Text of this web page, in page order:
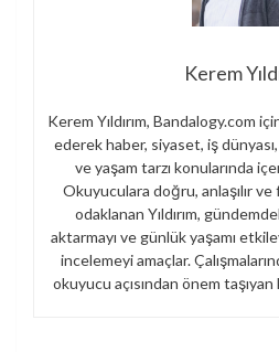
Kerem
Kerem Yıldırım, Bandalogy.com
ederek haber, siyaset, iş
ve yaşam tarzı konularında
Okuyuculara doğru, anlaşılır ve
odaklanan Yıldırım,
aktarmayı ve günlük yaşamı
incelemeyi amaçlar.
okuyucu açısından önem